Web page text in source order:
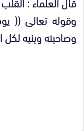
وقوله تعالى ((
وصاحبته وبنيه